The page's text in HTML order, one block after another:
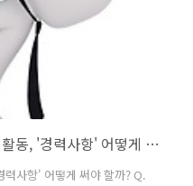
직장 다니면서 인턴지원 or 이직활동, '경력사항' 어떻게 써야 할까?
사항' 어떻게 써야 할까? Q.